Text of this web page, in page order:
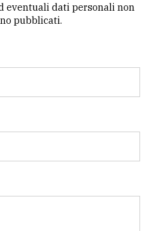
eventuali dati personali non
pubblicati.